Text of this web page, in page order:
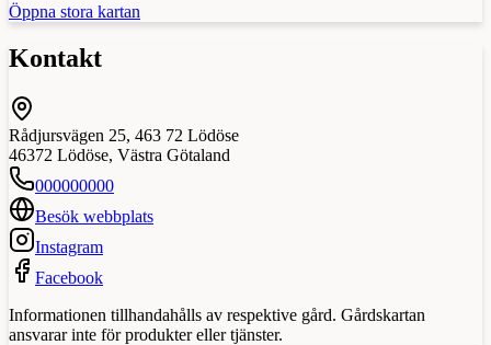
Öppna stora kartan
Kontakt
Rådjursvägen 25, 463 72 Lödöse
46372 Lödöse, Västra Götaland
000000000
Besök webbplats
Instagram
Facebook
Informationen tillhandahålls av respektive gård. Gårdskartan
ansvarar inte för produkter eller tjänster.